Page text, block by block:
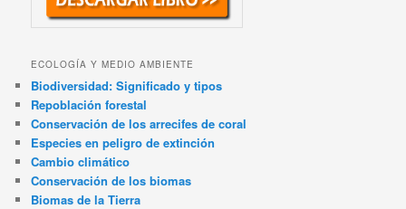
ECOLOGÍA Y MEDIO AMBIENTE
Biodiversidad: Significado y tipos
Repoblación forestal
Conservación de los arrecifes de coral
Especies en peligro de extinción
Cambio climático
Conservación de los biomas
Biomas de la Tierra